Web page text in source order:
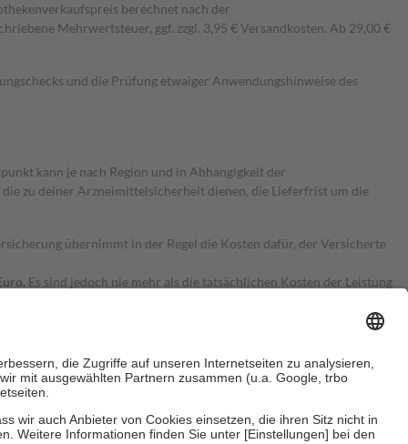
berechnet nach der
Mehrwertsteuer, ggf. zzgl. 3,95 € Versandkosten. Ab 29,00 €
und die Prüfung etwaiger Anwendungshinweise des
kann je nach Region und in Abhängigkeit der
zu deiner Arzneimittelsicherheit dienen, die Lieferfrist um die
übernimmt in der Regel die Kosten dafür, der Versicherte
Es sind jedoch nie mehr als die tatsächlichen Kosten der Leistung
Zuzahlungen an bei: